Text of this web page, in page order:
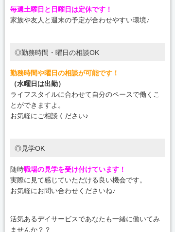
毎週土曜日と日曜日は定休です！
家族や友人と週末の予定が合わせやすい環境♪
◎勤務時間・曜日の相談OK
勤務時間や曜日の相談が可能です！
（水曜日は出勤）
ライフスタイルに合わせて自分のペースで働くこ
とができますよ。
お気軽にご相談ください♪
◎見学OK
随時職場の見学を受け付けています！
実際に見て感じていただける良い機会です。
お気軽にお問い合わせくださいね♪
活気あるデイサービスであなたも一緒に働いてみ
ませんか？？